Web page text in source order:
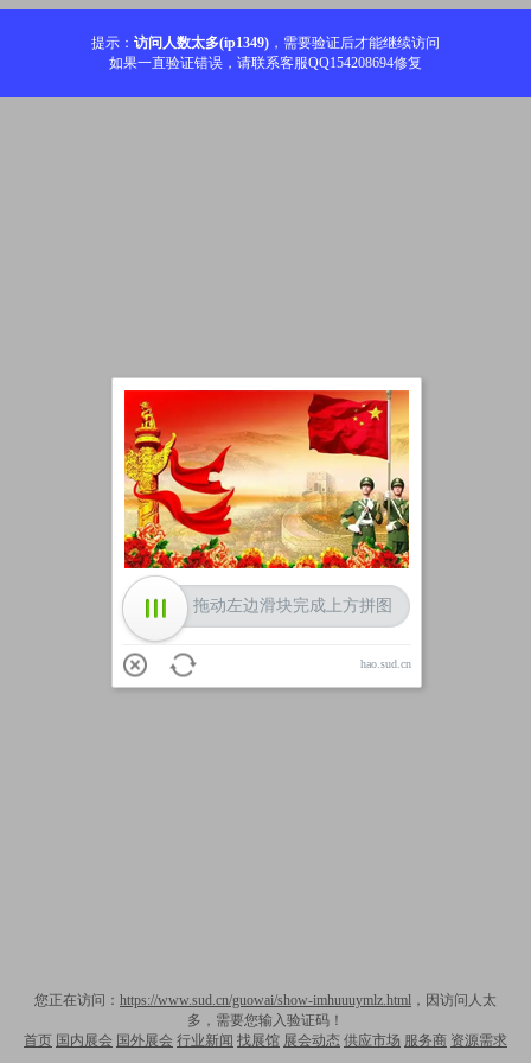
提示： 访问人数太多(ip1349) ，需要验证后才能继续访问
如果一直验证错误，请联系客服QQ154208694修复
您正在访问： https://www.sud.cn/guowai/show-imhuuuymlz.html ，因访问人太
多，需要您输入验证码！
首页 国内展会 国外展会 行业新闻 找展馆 展会动态 供应市场 服务商 资源需求
加载中
拖动左边滑块完成上方拼图
hao.sud.cn